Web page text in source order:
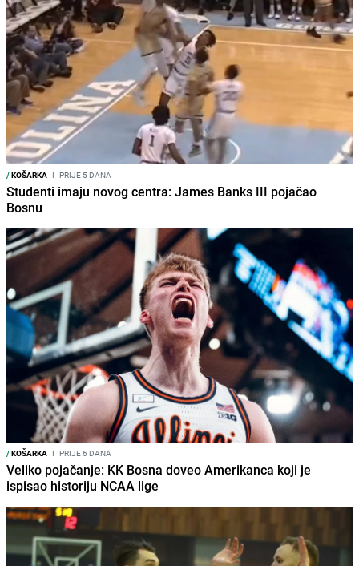
/KOŠARKA I PRIJE 5 DANA
Studenti imaju novog centra: James Banks III pojačao
Bosnu
/KOŠARKA I PRIJE 6 DANA
Veliko pojačanje: KK Bosna doveo Amerikanca koji je
ispisao historiju NCAA lige